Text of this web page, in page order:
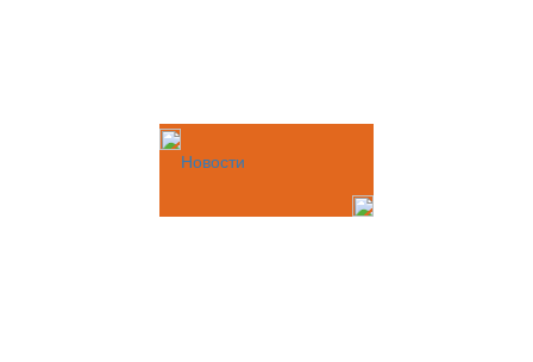
Новости